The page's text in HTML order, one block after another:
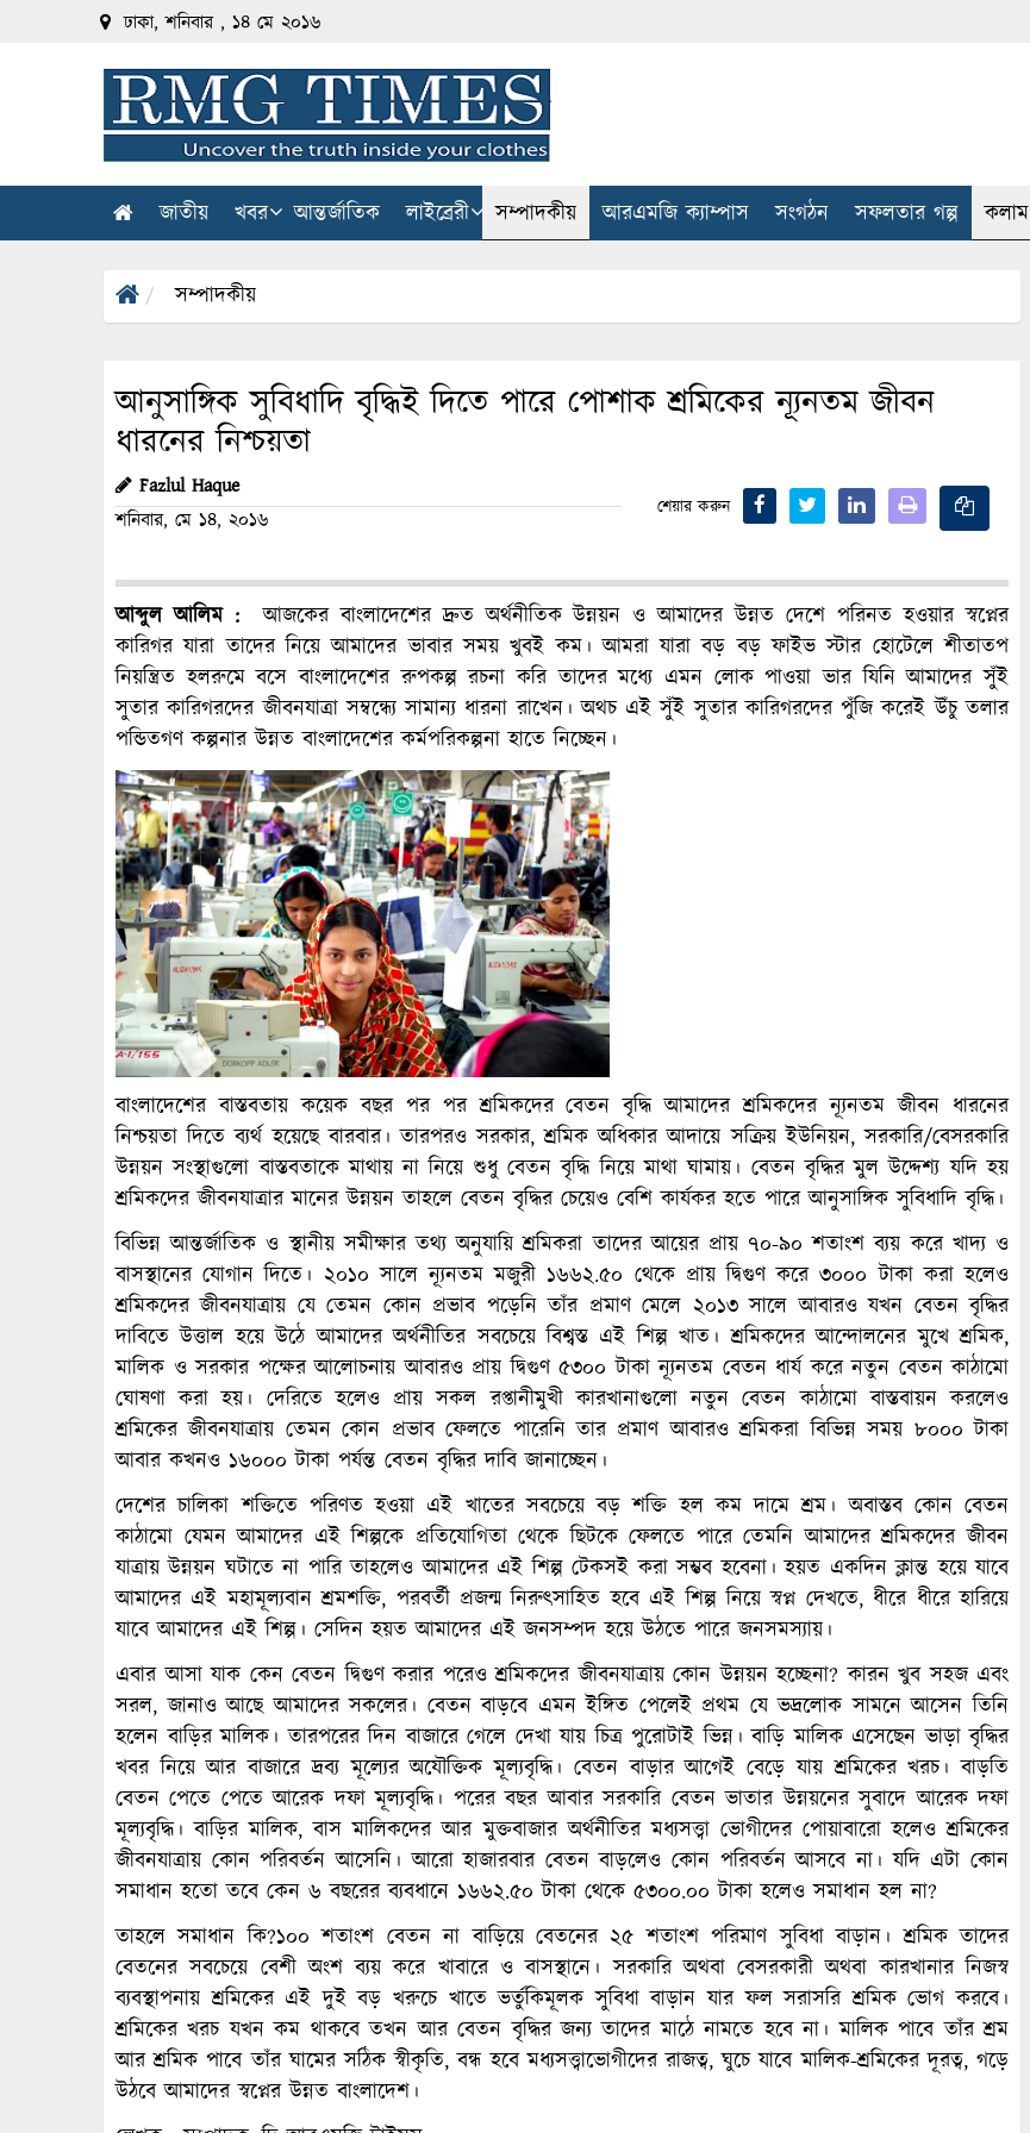
ঢাকা, শনিবার , ১৪ মে ২০১৬
জাতীয় খবর আন্তর্জাতিক লাইব্রেরী সম্পাদকীয় আরএমজি ক্যাম্পাস সংগঠন সফলতার গল্প কলাম
সম্পাদকীয়
আনুসাঙ্গিক সুবিধাদি বৃদ্ধিই দিতে পারে পোশাক শ্রমিকের ন্যূনতম জীবন
ধারনের নিশ্চয়তা
Fazlul Haque
শনিবার, মে ১৪, ২০১৬
শেয়ার করুন
আব্দুল আলিম :
আজকের বাংলাদেশের দ্রুত অর্থনীতিক উন্নয়ন ও আমাদের উন্নত দেশে পরিনত হওয়ার স্বপ্নের
কারিগর যারা তাদের নিয়ে আমাদের ভাবার সময় খুবই কম। আমরা যারা বড় বড় ফাইভ স্টার হোটেলে শীতাতপ
নিয়ন্ত্রিত হলরুমে বসে বাংলাদেশের রুপকল্প রচনা করি তাদের মধ্যে এমন লোক পাওয়া ভার যিনি আমাদের সুঁই
সুতার কারিগরদের জীবনযাত্রা সম্বন্ধ্যে সামান্য ধারনা রাখেন। অথচ এই সুঁই সুতার কারিগরদের পুঁজি করেই উঁচু তলার
পন্ডিতগণ কল্পনার উন্নত বাংলাদেশের কর্মপরিকল্পনা হাতে নিচ্ছেন।
বাংলাদেশের বাস্তবতায় কয়েক বছর পর পর শ্রমিকদের বেতন বৃদ্ধি আমাদের শ্রমিকদের ন্যূনতম জীবন ধারনের
নিশ্চয়তা দিতে ব্যর্থ হয়েছে বারবার। তারপরও সরকার, শ্রমিক অধিকার আদায়ে সক্রিয় ইউনিয়ন, সরকারি/বেসরকারি
উন্নয়ন সংস্থাগুলো বাস্তবতাকে মাথায় না নিয়ে শুধু বেতন বৃদ্ধি নিয়ে মাথা ঘামায়। বেতন বৃদ্ধির মুল উদ্দেশ্য যদি হয়
শ্রমিকদের জীবনযাত্রার মানের উন্নয়ন তাহলে বেতন বৃদ্ধির চেয়েও বেশি কার্যকর হতে পারে আনুসাঙ্গিক সুবিধাদি বৃদ্ধি।
বিভিন্ন আন্তর্জাতিক ও স্থানীয় সমীক্ষার তথ্য অনুযায়ি শ্রমিকরা তাদের আয়ের প্রায় ৭০-৯০ শতাংশ ব্যয় করে খাদ্য ও
বাসস্থানের যোগান দিতে। ২০১০ সালে ন্যূনতম মজুরী ১৬৬২.৫০ থেকে প্রায় দ্বিগুণ করে ৩০০০ টাকা করা হলেও
শ্রমিকদের জীবনযাত্রায় যে তেমন কোন প্রভাব পড়েনি তাঁর প্রমাণ মেলে ২০১৩ সালে আবারও যখন বেতন বৃদ্ধির
দাবিতে উত্তাল হয়ে উঠে আমাদের অর্থনীতির সবচেয়ে বিশ্বস্ত এই শিল্প খাত। শ্রমিকদের আন্দোলনের মুখে শ্রমিক,
মালিক ও সরকার পক্ষের আলোচনায় আবারও প্রায় দ্বিগুণ ৫৩০০ টাকা ন্যূনতম বেতন ধার্য করে নতুন বেতন কাঠামো
ঘোষণা করা হয়। দেরিতে হলেও প্রায় সকল রপ্তানীমুখী কারখানাগুলো নতুন বেতন কাঠামো বাস্তবায়ন করলেও
শ্রমিকের জীবনযাত্রায় তেমন কোন প্রভাব ফেলতে পারেনি তার প্রমাণ আবারও শ্রমিকরা বিভিন্ন সময় ৮০০০ টাকা
আবার কখনও ১৬০০০ টাকা পর্যন্ত বেতন বৃদ্ধির দাবি জানাচ্ছেন।
দেশের চালিকা শক্তিতে পরিণত হওয়া এই খাতের সবচেয়ে বড় শক্তি হল কম দামে শ্রম। অবাস্তব কোন বেতন
কাঠামো যেমন আমাদের এই শিল্পকে প্রতিযোগিতা থেকে ছিটকে ফেলতে পারে তেমনি আমাদের শ্রমিকদের জীবন
যাত্রায় উন্নয়ন ঘটাতে না পারি তাহলেও আমাদের এই শিল্প টেকসই করা সম্ভব হবেনা। হয়ত একদিন ক্লান্ত হয়ে যাবে
আমাদের এই মহামূল্যবান শ্রমশক্তি, পরবর্তী প্রজন্ম নিরুৎসাহিত হবে এই শিল্প নিয়ে স্বপ্ন দেখতে, ধীরে ধীরে হারিয়ে
যাবে আমাদের এই শিল্প। সেদিন হয়ত আমাদের এই জনসম্পদ হয়ে উঠতে পারে জনসমস্যায়।
এবার আসা যাক কেন বেতন দ্বিগুণ করার পরেও শ্রমিকদের জীবনযাত্রায় কোন উন্নয়ন হচ্ছেনা? কারন খুব সহজ এবং
সরল, জানাও আছে আমাদের সকলের। বেতন বাড়বে এমন ইঙ্গিত পেলেই প্রথম যে ভদ্রলোক সামনে আসেন তিনি
হলেন বাড়ির মালিক। তারপরের দিন বাজারে গেলে দেখা যায় চিত্র পুরোটাই ভিন্ন। বাড়ি মালিক এসেছেন ভাড়া বৃদ্ধির
খবর নিয়ে আর বাজারে দ্রব্য মূল্যের অযৌক্তিক মূল্যবৃদ্ধি। বেতন বাড়ার আগেই বেড়ে যায় শ্রমিকের খরচ। বাড়তি
বেতন পেতে পেতে আরেক দফা মূল্যবৃদ্ধি। পরের বছর আবার সরকারি বেতন ভাতার উন্নয়নের সুবাদে আরেক দফা
মূল্যবৃদ্ধি। বাড়ির মালিক, বাস মালিকদের আর মুক্তবাজার অর্থনীতির মধ্যসত্ত্বা ভোগীদের পোয়াবারো হলেও শ্রমিকের
জীবনযাত্রায় কোন পরিবর্তন আসেনি। আরো হাজারবার বেতন বাড়লেও কোন পরিবর্তন আসবে না। যদি এটা কোন
সমাধান হতো তবে কেন ৬ বছরের ব্যবধানে ১৬৬২.৫০ টাকা থেকে ৫৩০০.০০ টাকা হলেও সমাধান হল না?
তাহলে সমাধান কি?১০০ শতাংশ বেতন না বাড়িয়ে বেতনের ২৫ শতাংশ পরিমাণ সুবিধা বাড়ান। শ্রমিক তাদের
বেতনের সবচেয়ে বেশী অংশ ব্যয় করে খাবারে ও বাসস্থানে। সরকারি অথবা বেসরকারী অথবা কারখানার নিজস্ব
ব্যবস্থাপনায় শ্রমিকের এই দুই বড় খরুচে খাতে ভর্তুকিমূলক সুবিধা বাড়ান যার ফল সরাসরি শ্রমিক ভোগ করবে।
শ্রমিকের খরচ যখন কম থাকবে তখন আর বেতন বৃদ্ধির জন্য তাদের মাঠে নামতে হবে না। মালিক পাবে তাঁর শ্রম
আর শ্রমিক পাবে তাঁর ঘামের সঠিক স্বীকৃতি, বন্ধ হবে মধ্যসত্ত্বাভোগীদের রাজত্ব, ঘুচে যাবে মালিক-শ্রমিকের দূরত্ব, গড়ে
উঠবে আমাদের স্বপ্নের উন্নত বাংলাদেশ।